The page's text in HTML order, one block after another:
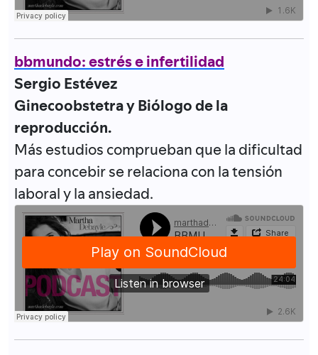
bbmundo: estrés e infertilidad
Sergio Estévez
Ginecoobstetra y Biólogo de la
reproducción.
Más estudios comprueban que la dificultad
para concebir se relaciona con la tensión
laboral y la ansiedad.